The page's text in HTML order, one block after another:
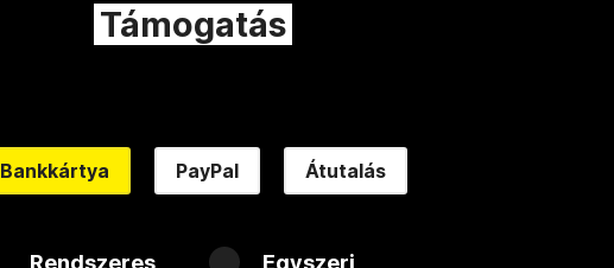
Támogatás
Bankkártya PayPal Átutalás
Rendszeres Egyszeri